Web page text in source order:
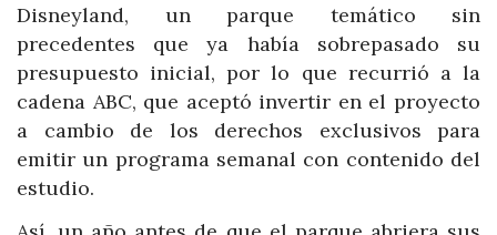
Disneyland, un parque temático sin
precedentes que ya había sobrepasado su
presupuesto inicial, por lo que recurrió a la
cadena ABC, que aceptó invertir en el proyecto
a cambio de los derechos exclusivos para
emitir un programa semanal con contenido del
estudio.